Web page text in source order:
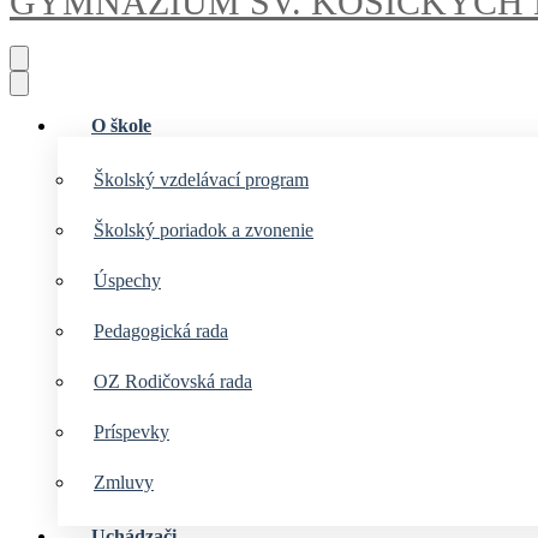
O škole
Školský vzdelávací program
Školský poriadok a zvonenie
Úspechy
Pedagogická rada
OZ Rodičovská rada
Príspevky
Zmluvy